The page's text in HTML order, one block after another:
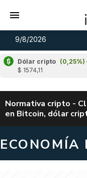
9/8/2026
Dólar cripto (0,25%)
$ 1574,11
Normativa cripto -
en Bitcoin, dólar
ECONOMÍA